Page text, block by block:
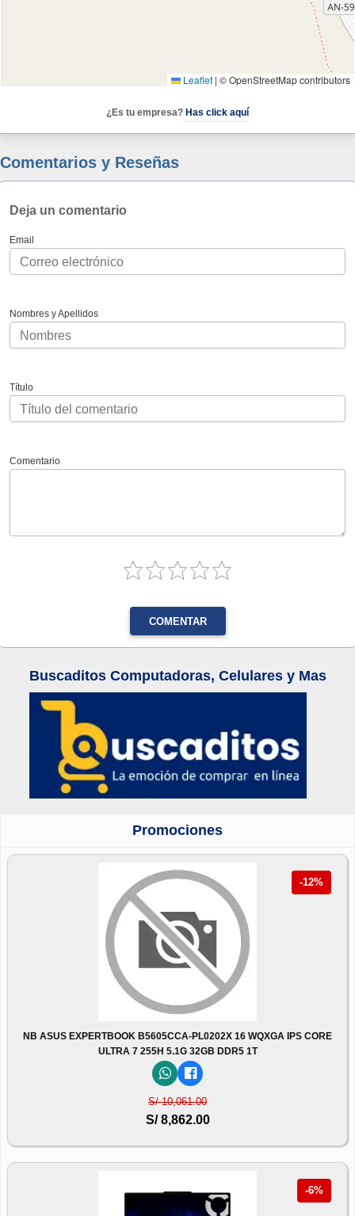
Leaflet | © OpenStreetMap contributors
¿Es tu empresa? Has click aquí
Comentarios y Reseñas
Deja un comentario
Email
Nombres y Apellidos
Título
Comentario
COMENTAR
Buscaditos Computadoras, Celulares y Mas
Promociones
-12%
NB ASUS EXPERTBOOK B5605CCA-PL0202X 16 WQXGA IPS CORE
ULTRA 7 255H 5.1G 32GB DDR5 1T
S/ 10,061.00
S/ 8,862.00
-6%